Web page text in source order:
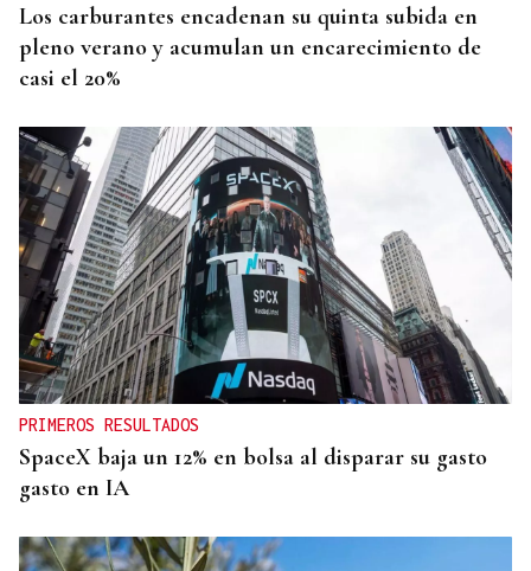
Los carburantes encadenan su quinta subida en
pleno verano y acumulan un encarecimiento de
casi el 20%
PRIMEROS RESULTADOS
SpaceX baja un 12% en bolsa al disparar su gasto
gasto en IA